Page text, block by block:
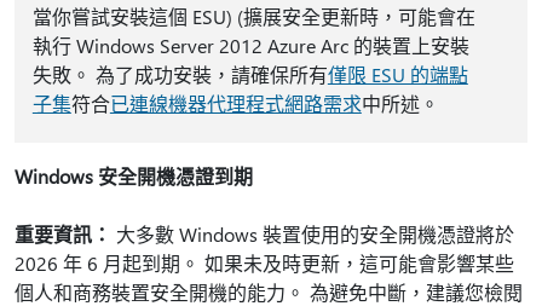
當你嘗試安裝這個 ESU) (擴展安全更新時，可能會在
執行 Windows Server 2012 Azure Arc 的裝置上安裝
失敗。 為了成功安裝，請確保所有僅限 ESU 的端點
子集符合已連線機器代理程式網路需求中所述。
Windows 安全開機憑證到期
重要資訊： 大多數 Windows 裝置使用的安全開機憑證將於
2026 年 6 月起到期。 如果未及時更新，這可能會影響某些
個人和商務裝置安全開機的能力。 為避免中斷，建議您檢閱